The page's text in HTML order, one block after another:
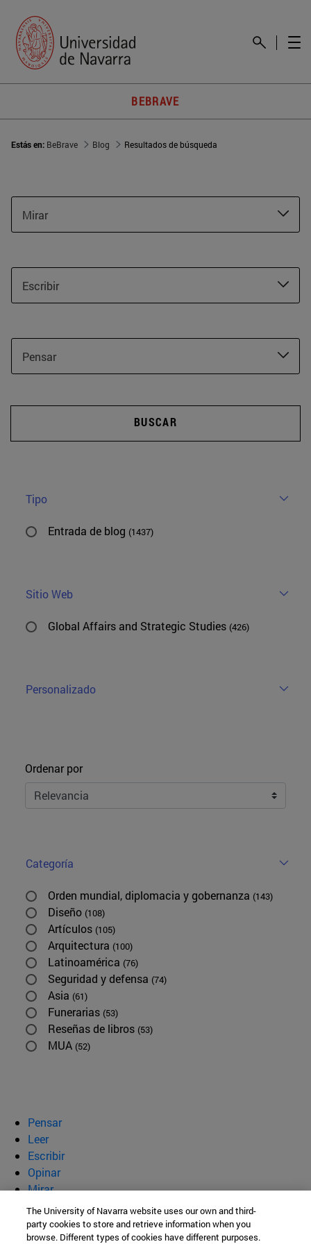
BEBRAVE
Estás en: BeBrave Blog Resultados de búsqueda
Mirar
Escribir
Pensar
BUSCAR
Tipo
Entrada de blog (1437)
Sitio Web
Global Affairs and Strategic Studies (426)
Personalizado
Ordenar
Ordenar por
Categoría
Orden mundial, diplomacia y gobernanza (143)
Diseño (108)
Artículos (105)
Arquitectura (100)
Latinoamérica (76)
Seguridad y defensa (74)
Asia (61)
Funerarias (53)
Reseñas de libros (53)
MUA (52)
Pensar
Leer
Escribir
Opinar
Mirar
Quiénes somos
BeBrave
The University of Navarra website uses our own and third-
party cookies to store and retrieve information when you
browse. Different types of cookies have different purposes.